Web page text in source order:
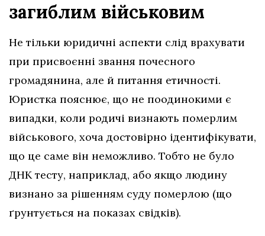
загиблим військовим
Не тільки юридичні аспекти слід врахувати
при присвоєнні звання почесного
громадянина, але й питання етичності.
Юристка пояснює, що не поодинокими є
випадки, коли родичі визнають померлим
військового, хоча достовірно ідентифікувати,
що це саме він неможливо. Тобто не було
ДНК тесту, наприклад, або якщо людину
визнано за рішенням суду померлою (що
ґрунтується на показах свідків).